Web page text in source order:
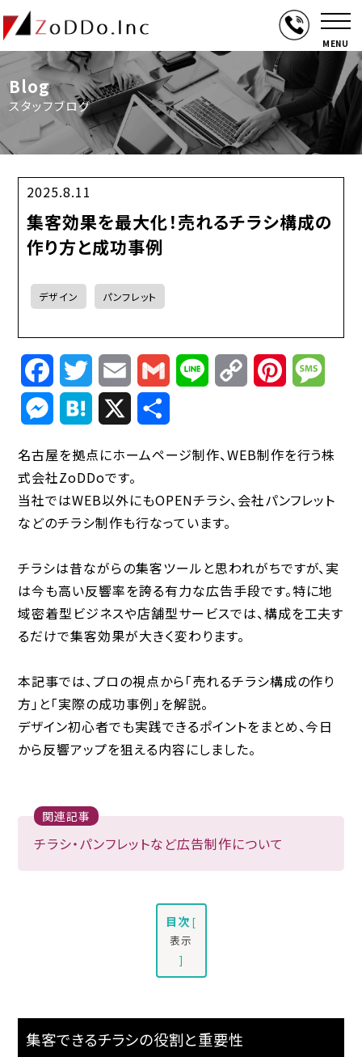
MENU
Blog
スタッフブログ
2025.8.11
集客効果を最大化！売れるチラシ構成の
作り方と成功事例
デザイン パンフレット
FacebookTwitterEmail Gmail Line
Copy
Link
Pinterest
Messenger
Hatena
名古屋を拠点にホームページ制作、WEB制作を行う株
式会社ZoDDoです。
当社ではWEB以外にもOPENチラシ、会社パンフレット
などのチラシ制作も行なっています。
チラシは昔ながらの集客ツールと思われがちですが、実
は今も高い反響率を誇る有力な広告手段です。特に地
域密着型ビジネスや店舗型サービスでは、構成を工夫す
るだけで集客効果が大きく変わります。
本記事では、プロの視点から「売れるチラシ構成の作り
方」と「実際の成功事例」を解説。
デザイン初心者でも実践できるポイントをまとめ、今日
から反響アップを狙える内容にしました。
関連記事
チラシ・パンフレットなど広告制作について
目次 [
表示
]
集客できるチラシの役割と重要性